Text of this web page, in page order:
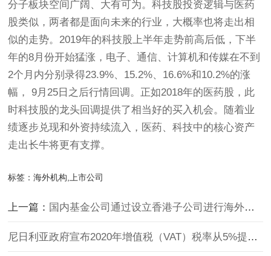
分子板块空间广阔、大有可为。科技股投资逻辑与医药
股类似，两者都是面向未来的行业，大概率也将走出相
似的走势。2019年的科技股上半年走势前高后低，下半
年的8月份开始猛涨，电子、通信、计算机和传媒在不到
2个月内分别录得23.9%、15.2%、16.6%和10.2%的涨
幅， 9月25日之后行情回调。正如2018年的医药股，此
时科技股的龙头回调提供了相当好的买入机会。随着业
绩逐步兑现和外资持续流入，医药、科技中的核心资产
走出长牛将更有支撑。
标签：海外机构,上市公司
上一篇： 国内基金公司通过设立香港子公司进行海外扩张
尼日利亚政府宣布2020年增值税（VAT）税率从5%提高至7.5%